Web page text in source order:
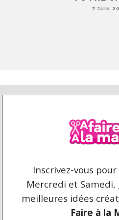
7 JUIN
CONDITIONS
REPRODUCTION ET
AFAIREALAMAISON.COM